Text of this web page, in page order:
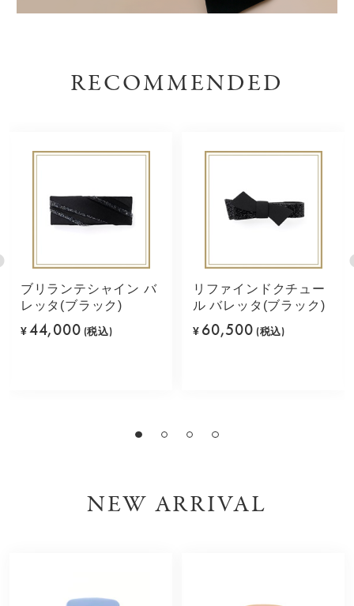
RECOMMENDED
ブリランテシャイン バ
レッタ(ブラック)
¥44,000 (税込)
リファインドクチュー
ル バレッタ(ブラック)
¥ 60,500 (税込)
NEW ARRIVAL